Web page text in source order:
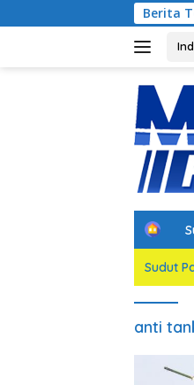
ke
Berita
Jaksa Agar Dihadirkan
H
m
e
Sudut
anti